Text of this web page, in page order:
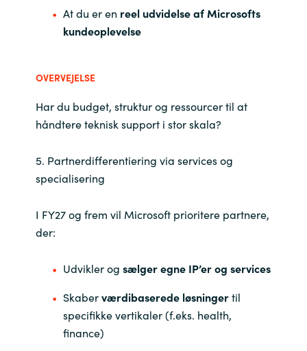
At du er en reel udvidelse af Microsofts
kundeoplevelse
OVERVEJELSE
Har du budget, struktur og ressourcer til at
håndtere teknisk support i stor skala?
5. Partnerdifferentiering via services og
specialisering
I FY27 og frem vil Microsoft prioritere partnere,
der:
Udvikler og sælger egne IP’er og services
Skaberværdibaserede løsningertil
specifikke vertikaler (f.eks. health,
finance)